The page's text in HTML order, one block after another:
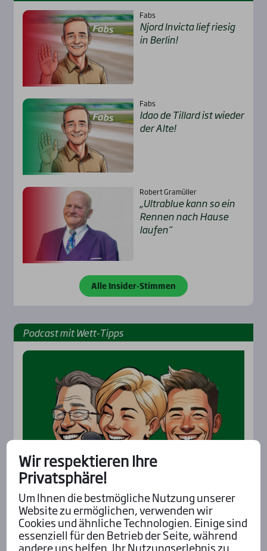
Fabs
Njord Invic­ta lief rie­sig
in Ber­lin!
Fabs
Idao de Til­lard ist wie­der
der Alte!
Robert Gramüller
„Ultra­b­lue kann so ein
Ren­nen nach Hau­se
lau­fen“
Alle Insider-Stimmen
Pod­cast mit Wett-Tipps
Aktu­el­les
Wir respektieren Ihre
Privatsphäre!
Um Ihnen die bestmögliche Nutzung unserer
Website zu ermöglichen, verwenden wir
Cookies und ähnliche Technologien. Einige sind
essenziell für den Betrieb der Seite, während
andere uns helfen, Ihr Nutzungserlebnis zu